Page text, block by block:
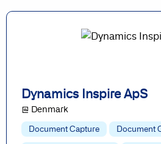
Dynamics Inspire ApS
@ Denmark
Document Capture Document